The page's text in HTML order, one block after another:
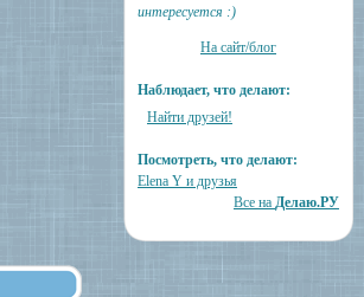
интересуется :)
На сайт/блог
Наблюдает, что делают:
Найти друзей!
Посмотреть, что делают:
Elena Y и друзья
Все на Делаю.РУ